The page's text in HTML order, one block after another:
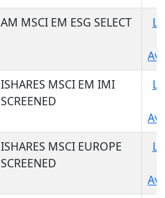
AM MSCI EM ESG SELECT
ISHARES MSCI EM IMI
SCREENED
ISHARES MSCI EUROPE
SCREENED